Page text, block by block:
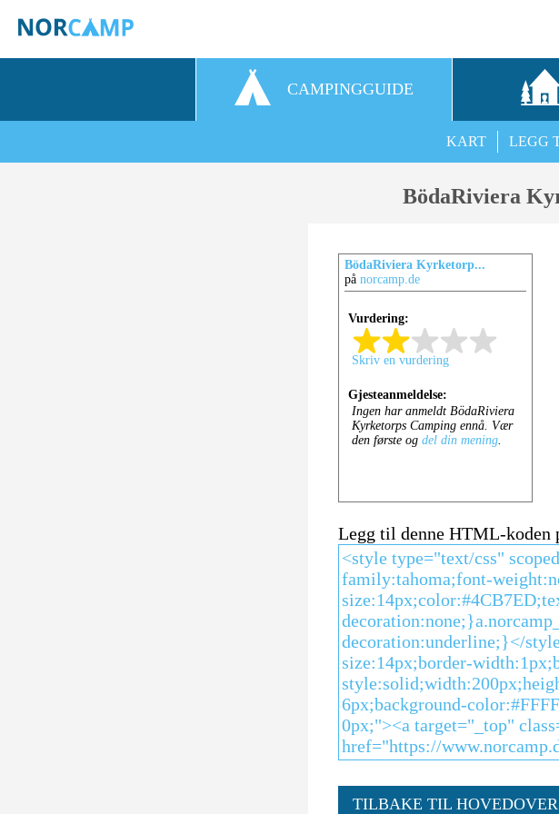
CAMPINGGUIDE
LEGG
KART
BödaRiviera
BödaRiviera Kyrketorp...
pånorcamp.de
Legg til denne HTML-koden
TILBAKE TIL